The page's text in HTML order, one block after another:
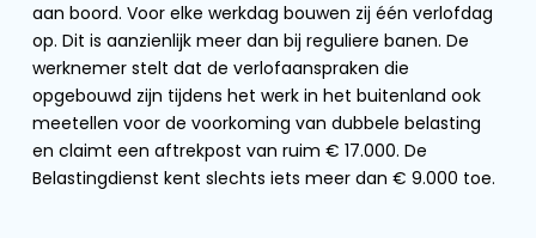
aan boord. Voor elke werkdag bouwen zij één verlofdag
op. Dit is aanzienlijk meer dan bij reguliere banen. De
werknemer stelt dat de verlofaanspraken die
opgebouwd zijn tijdens het werk in het buitenland ook
meetellen voor de voorkoming van dubbele belasting
en claimt een aftrekpost van ruim € 17.000. De
Belastingdienst kent slechts iets meer dan € 9.000 toe.